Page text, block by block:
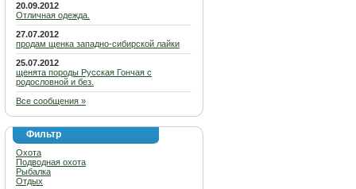
20.09.2012
Отличная одежда.
27.07.2012
продам щенка западно-сибирской лайки
25.07.2012
щенята породы Русская Гончая с
родословной и без.
Все сообщения »
Фильтр
Охота
Подводная охота
Рыбалка
Отдых